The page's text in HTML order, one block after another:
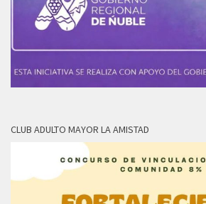
CLUB ADULTO MAYOR LA AMISTAD